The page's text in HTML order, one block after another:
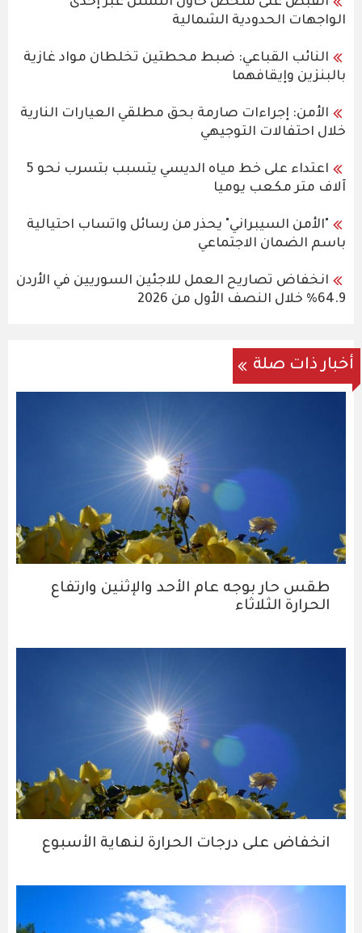
الواجهات الحدودية الشمالية
النائب القباعي: ضبط محطتين تخلطان مواد غازية
بالبنزين وإيقافهما
الأمن: إجراءات صارمة بحق مطلقي العيارات النارية
خلال احتفالات التوجيهي
اعتداء على خط مياه الديسي يتسبب بتسرب نحو 5
آلاف متر مكعب يوميا
"الأمن السيبراني" يحذر من رسائل واتساب احتيالية
باسم الضمان الاجتماعي
انخفاض تصاريح العمل للاجئين السوريين في الأردن
64.9% خلال النصف الأول من 2026
أخبار ذات صلة
طقس حار بوجه عام الأحد والإثنين وارتفاع
الحرارة الثلاثاء
انخفاض على درجات الحرارة لنهاية الأسبوع